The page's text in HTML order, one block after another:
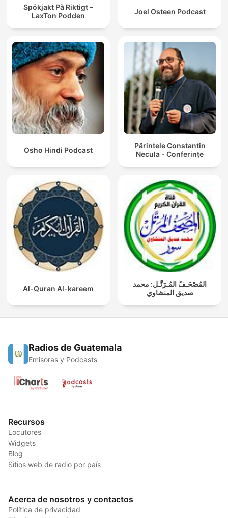
Spökjakt På Riktigt –
LaxTon Podden
Joel Osteen Podcast
Osho Hindi Podcast
Părintele Constantin
Necula - Conferințe
Al-Quran Al-kareem
المُصْحَـفْ المُـرَتَّـل: محمد
صديق المنشاوي
Radios de Guatemala
Emisoras y Podcasts
Recursos
Locutores
Widgets
Blog
Sitios web de radio por país
Acerca de nosotros y contactos
Política de privacidad